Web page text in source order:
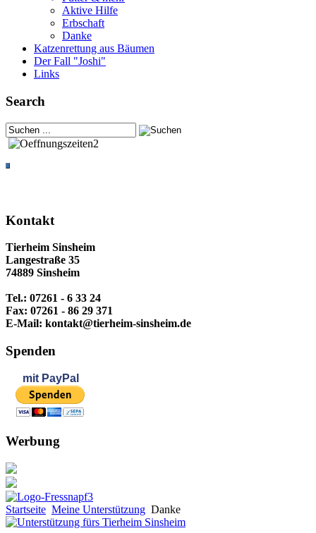
Aktive Hilfe
Erbschaft
Danke
Katzenrettung aus Bäumen
Der Fall "Joshi"
Links
Search
Kontakt
Tierheim Sinsheim
Langestraße 35
74889 Sinsheim
Tel.: 07261 - 6 33 24
Fax: 07261 - 86 29 371
E-Mail: kontakt@tierheim-sinsheim.de
Spenden
mit PayPal
Werbung
Startseite Meine Unterstützung Danke